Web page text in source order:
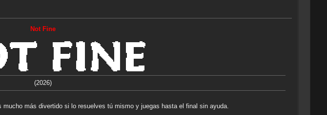
Not Fine
(2026)
más divertido si lo resuelves tú mismo y juegas hasta el final sin ayuda.